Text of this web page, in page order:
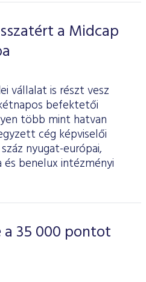
a Midcap
vállalat is részt vesz
befektetői
több mint hatvan
cég képviselői
nyugat-európai,
és benelux intézményi
35 000 pontot